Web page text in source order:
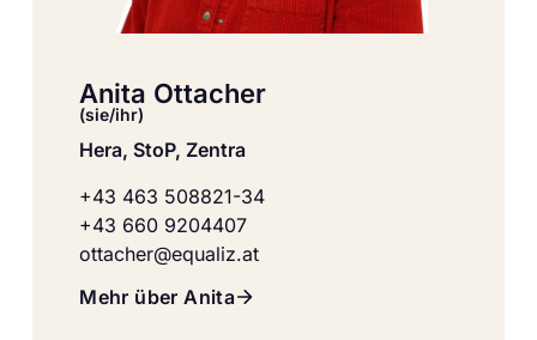
Anita Ottacher
(sie/ihr)
Hera, StoP, Zentra
+43 463 508821-34
+43 660 9204407
ottacher@equaliz.at
Mehr über Anita